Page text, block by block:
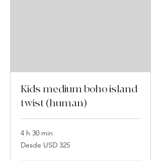
Kids medium boho island
twist (human)
4 h 30 min
Desde
325
Desde USD 325